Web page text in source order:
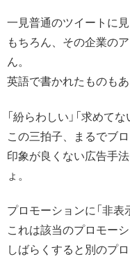
一見普通のツイートに
もちろん、その企業の
ん。
英語で書かれたものも
「紛らわしい」「求めてな
この三拍子、まるでブ
印象が良くない広告手
ょ。
プロモーションに「非
これは該当のプロモー
しばらくすると別のプ